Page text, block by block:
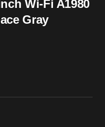
Wi-Fi A1980
Gray